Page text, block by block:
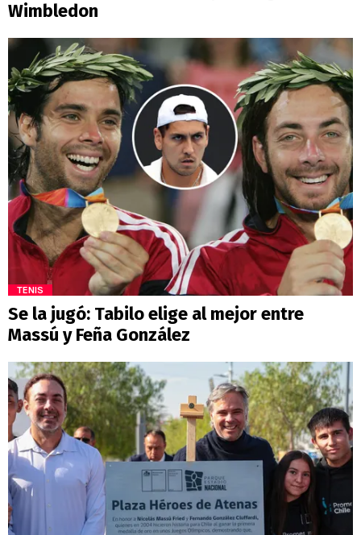
Wimbledon
TENIS
Se la jugó: Tabilo elige al mejor entre
Massú y Feña González